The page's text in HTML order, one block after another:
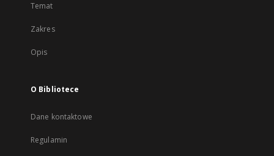
Temat
Zakres
Opis
O Bibliotece
Dane kontaktowe
Regulamin